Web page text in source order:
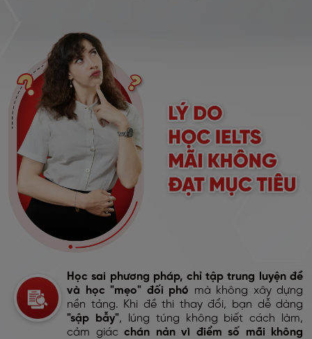
Học sai phương pháp, chỉ tập trung luyện đề
và học "mẹo" đối phó mà không xây dựng
nền tảng. Khi đề thi thay đổi, bạn dễ dàng
"sập bẫy", lúng túng không biết cách làm,
cảm giácchán nản vì điểm số mãi không